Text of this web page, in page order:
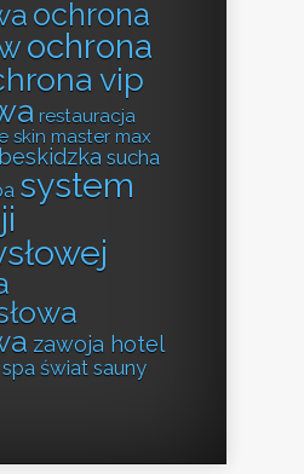
ochrona
ochrona
vip
restauracja
skin master max
sucha
system
zawoja hotel
świat sauny